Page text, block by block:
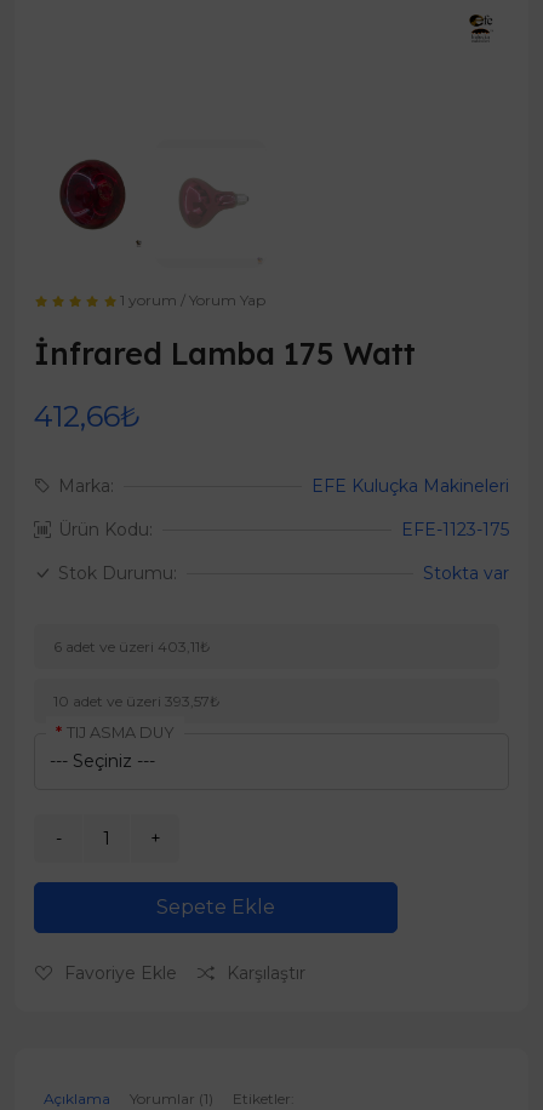
1 yorum /Yorum Yap
İnfrared Lamba 175 Watt
412,66₺
Marka:
EFE Kuluçka Makineleri
Ürün Kodu:
EFE-1123-175
Stok Durumu:
Stokta var
6 adet ve üzeri 403,11₺
10 adet ve üzeri 393,57₺
TIJ ASMA DUY
Sepete Ekle
Favoriye Ekle Karşılaştır
Açıklama Yorumlar (1) Etiketler: